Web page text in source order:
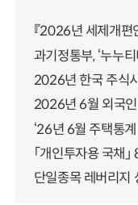
『2026년 세제개편
과기정통부, ‘누누
2026년 한국 주식
2026년 6월 외국
‘26년 6월 주택통계
「개인투자용 국채